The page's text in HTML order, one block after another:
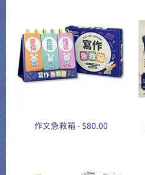
作文急救箱 - $80.00